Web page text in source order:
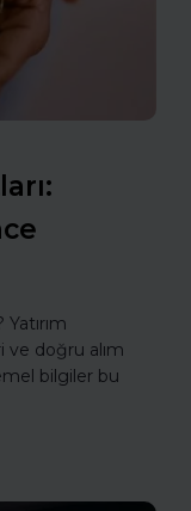
ve doğru alım
bilgiler bu